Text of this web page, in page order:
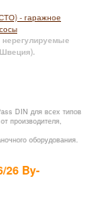
- гаражное
DIN для всех типов
производителя,
оборудования.
26 By-